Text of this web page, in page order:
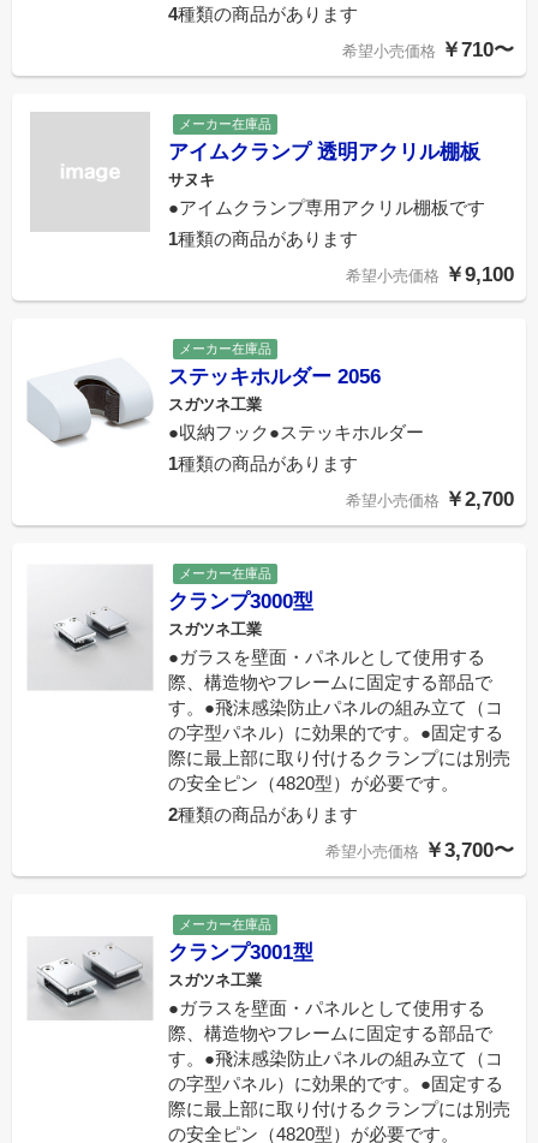
4種類の商品があります
希望小売価格 ￥710〜
メーカー在庫品
アイムクランプ 透明アクリル棚板
サヌキ
●アイムクランプ専用アクリル棚板です
1種類の商品があります
希望小売価格 ￥9,100
メーカー在庫品
ステッキホルダー 2056
スガツネ工業
●収納フック●ステッキホルダー
1種類の商品があります
希望小売価格 ￥2,700
メーカー在庫品
クランプ3000型
スガツネ工業
●ガラスを壁面・パネルとして使用する
際、構造物やフレームに固定する部品で
す。●飛沫感染防止パネルの組み立て（コ
の字型パネル）に効果的です。●固定する
際に最上部に取り付けるクランプには別売
の安全ピン（4820型）が必要です。
2種類の商品があります
希望小売価格 ￥3,700〜
メーカー在庫品
クランプ3001型
スガツネ工業
●ガラスを壁面・パネルとして使用する
際、構造物やフレームに固定する部品で
す。●飛沫感染防止パネルの組み立て（コ
の字型パネル）に効果的です。●固定する
際に最上部に取り付けるクランプには別売
の安全ピン（4820型）が必要です。